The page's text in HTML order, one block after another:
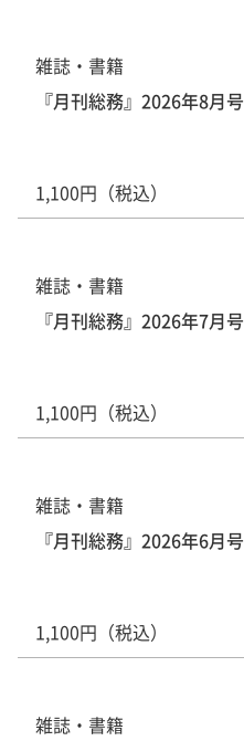
雑誌・書籍
『月刊総務』2026年8月号
1,100円（税込）
雑誌・書籍
『月刊総務』2026年7月号
1,100円（税込）
雑誌・書籍
『月刊総務』2026年6月号
1,100円（税込）
雑誌・書籍